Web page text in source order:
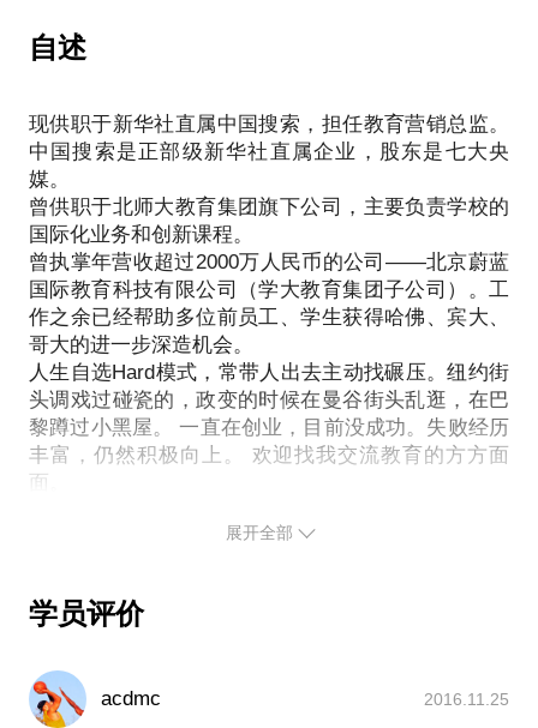
帮助你检查预算的合理性；
PS.在选择与我见面前，请把你的问题更具体化。毕
竟一小时的谈话只能解决一个小问题。请把你的问题
提前发给我，方便我做更精确的准备，提升见面效
自述
现供职于新华社直属中国搜索，担任教育营销总监。
中国搜索是正部级新华社直属企业，股东是七大央
媒。
曾供职于北师大教育集团旗下公司，主要负责学校的
国际化业务和创新课程。
曾执掌年营收超过2000万人民币的公司——北京蔚蓝
国际教育科技有限公司（学大教育集团子公司）。工
作之余已经帮助多位前员工、学生获得哈佛、宾大、
哥大的进一步深造机会。
人生自选Hard模式，常带人出去主动找碾压。纽约街
头调戏过碰瓷的，政变的时候在曼谷街头乱逛，在巴
黎蹲过小黑屋。 一直在创业，目前没成功。失败经历
丰富，仍然积极向上。 欢迎找我交流教育的方方面
展开全部
学员评价
acdmc 2016.11.25